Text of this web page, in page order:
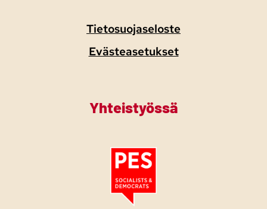
Tietosuojaseloste
Evästeasetukset
Yhteistyössä
Tutustu PES:n periaatejulistukseen